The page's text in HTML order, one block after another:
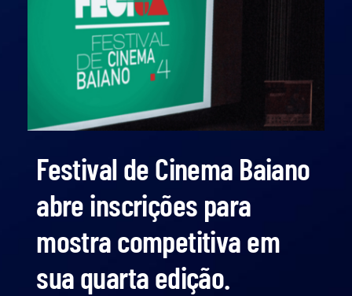
Festival de Cinema Baiano
abre inscrições para
mostra competitiva em
sua quarta edição.